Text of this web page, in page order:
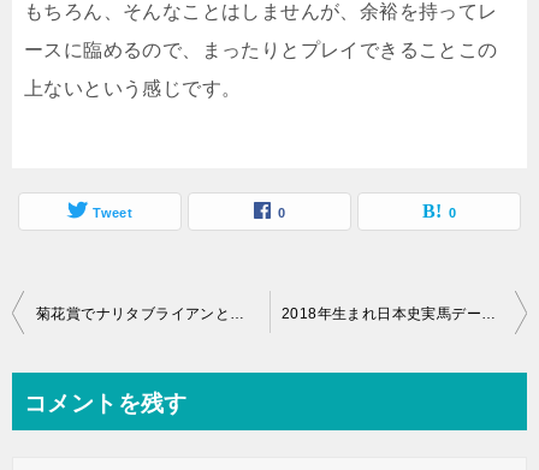
もちろん、そんなことはしませんが、余裕を持ってレ
ースに臨めるので、まったりとプレイできることこの
上ないという感じです。
Tweet 0 0
投
ビ
菊花賞でナリタブライアンと再び対決! 2018年生まれ日本史実馬データ(ウイニングポスト9 2021)
コメントを残す